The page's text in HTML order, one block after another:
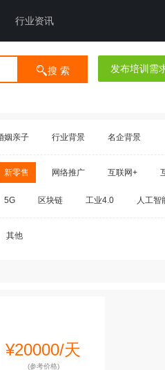
行业资讯
搜 索
发布培训需
姻亲子 行业背景 名企背景
新零售 网络推广 互联网+
5G 区块链 工业4.0 人工智
其他
¥20000/天
(参考价格)